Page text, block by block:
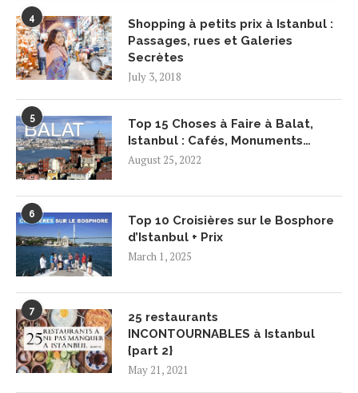
4
Shopping à petits prix à Istanbul :
Passages, rues et Galeries
Secrètes
July 3, 2018
5
Top 15 Choses à Faire à Balat,
Istanbul : Cafés, Monuments…
August 25, 2022
6
Top 10 Croisières sur le Bosphore
d’Istanbul + Prix
March 1, 2025
7
25 restaurants
INCONTOURNABLES à Istanbul
{part 2}
May 21, 2021